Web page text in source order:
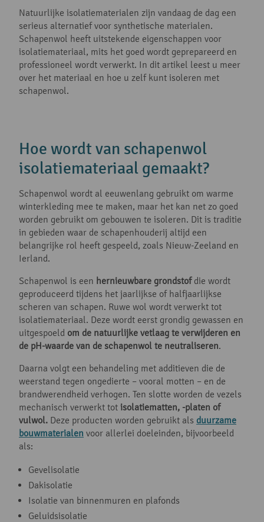
Natuurlijke isolatiematerialen zijn vandaag de dag een
serieus alternatief voor synthetische materialen.
Schapenwol heeft uitstekende eigenschappen voor
isolatiemateriaal, mits het goed wordt geprepareerd en
professioneel wordt verwerkt. In dit artikel leest u meer
over het materiaal en hoe u zelf kunt isoleren met
schapenwol.
Hoe wordt van schapenwol
isolatiemateriaal gemaakt?
Schapenwol wordt al eeuwenlang gebruikt om warme
winterkleding mee te maken, maar het kan net zo goed
worden gebruikt om gebouwen te isoleren. Dit is traditie
in gebieden waar de schapenhouderij altijd een
belangrijke rol heeft gespeeld, zoals Nieuw-Zeeland en
Ierland.
Schapenwol is een hernieuwbare grondstofdie wordt
geproduceerd tijdens het jaarlijkse of halfjaarlijkse
scheren van schapen. Ruwe wol wordt verwerkt tot
isolatiemateriaal. Deze wordt eerst grondig gewassen en
uitgespoeld om de natuurlijke vetlaag te verwijderen en
de pH-waarde van de schapenwol te neutraliseren.
Daarna volgt een behandeling met additieven die de
weerstand tegen ongedierte – vooral motten – en de
brandwerendheid verhogen. Ten slotte worden de vezels
mechanisch verwerkt tot isolatiematten, -platen of
vulwol. Deze producten worden gebruikt als duurzame
bouwmaterialen voor allerlei doeleinden, bijvoorbeeld
als:
Gevelisolatie
Dakisolatie
Isolatie van binnenmuren en plafonds
Geluidsisolatie